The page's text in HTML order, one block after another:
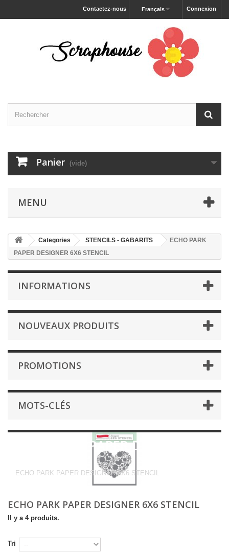
Connexion
Français
Contactez-nous
Panier (vide)
MENU
Categories STENCILS - GABARITS
ECHO PARK
PAPER DESIGNER 6X6 STENCIL
INFORMATIONS
NOUVEAUX PRODUITS
PROMOTIONS
MOTS-CLÉS
ECHO PARK PAPER DESIGNER
ECHO PARK PAPER DESIGNER 6X6 STENCIL
ECHO PARK PAPER DESIGNER 6X6 STENCIL
Il y a 4 produits.
Tri